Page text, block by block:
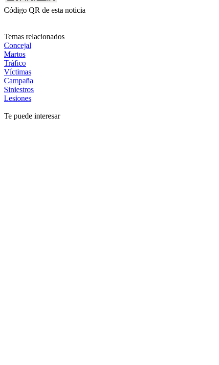
Código QR de esta noticia
Temas relacionados
Concejal
Martos
Tráfico
Víctimas
Campaña
Siniestros
Lesiones
Te puede interesar